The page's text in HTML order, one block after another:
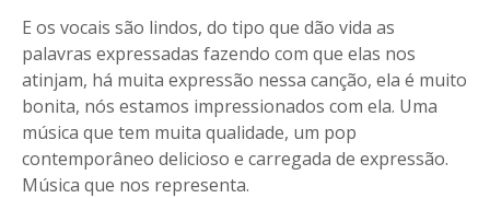
E os vocais são lindos, do tipo que dão vida as
palavras expressadas fazendo com que elas nos
atinjam, há muita expressão nessa canção, ela é muito
bonita, nós estamos impressionados com ela. Uma
música que tem muita qualidade, um pop
contemporâneo delicioso e carregada de expressão.
Música que nos representa.